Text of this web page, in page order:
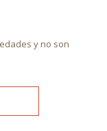
y no son